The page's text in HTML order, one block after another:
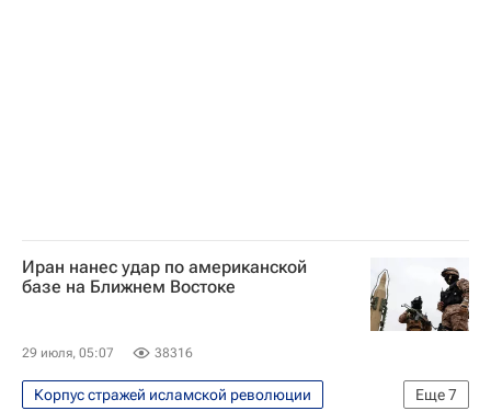
Иран нанес удар по американской
базе на Ближнем Востоке
29 июля, 05:07 38316
Еще7
Корпус стражей исламской революции